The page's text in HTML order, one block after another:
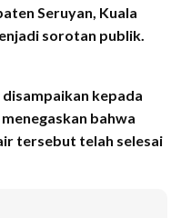
Seruyan, Kuala
sorotan publik.
kepada
bahwa
tersebut telah selesai